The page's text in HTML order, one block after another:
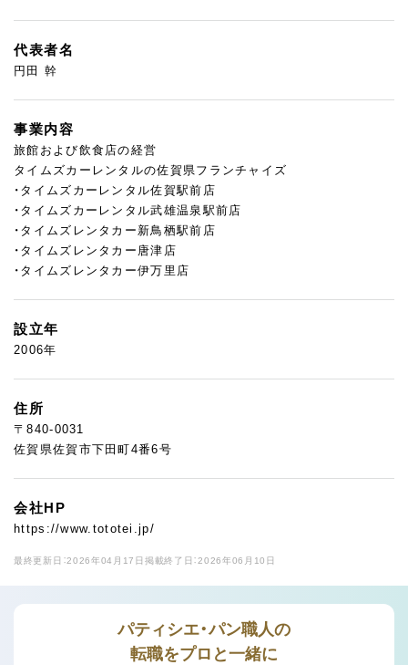
代表者名
円田 幹
事業内容
旅館および飲食店の経営
タイムズカーレンタルの佐賀県フランチャイズ
・タイムズカーレンタル佐賀駅前店
・タイムズカーレンタル武雄温泉駅前店
・タイムズレンタカー新鳥栖駅前店
・タイムズレンタカー唐津店
・タイムズレンタカー伊万里店
設立年
2006年
住所
〒840-0031
佐賀県佐賀市下田町4番6号
会社HP
https://www.tototei.jp/
最終更新日：2026年04月17日 掲載終了日：2026年06月10日
パティシエ・パン職人の
転職をプロと一緒に